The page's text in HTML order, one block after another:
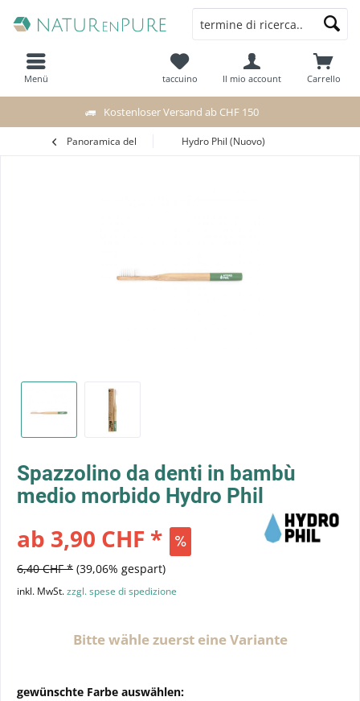
Kostenloser Versand ab CHF 150
Carrello
taccuino Il mio account
Menü
Panoramica del Hydro Phil (Nuovo)
Spazzolino da denti in bambù
medio morbido Hydro Phil
ab 3,90 CHF *
6,40 CHF * (39,06% gespart)
inkl. MwSt.zzgl. spese di spedizione
Bitte wähle zuerst eine Variante
gewünschte Farbe auswählen: